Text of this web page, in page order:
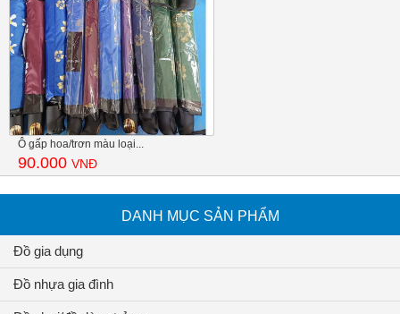
Ô gấp hoa/trơn màu loại...
90.000 VNĐ
DANH MỤC SẢN PHẨM
Đồ gia dụng
Đồ nhựa gia đình